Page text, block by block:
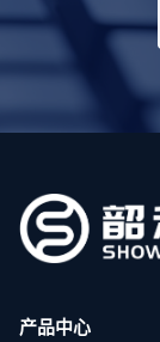
产品中心